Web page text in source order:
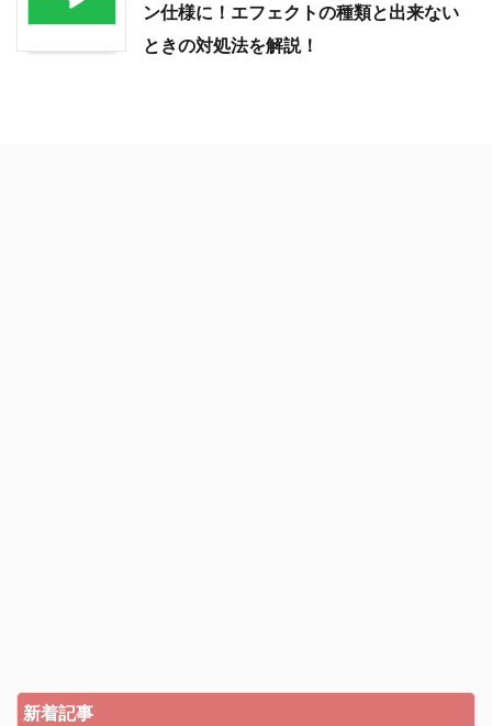
ン仕様に！エフェクトの種類と出来ない
ときの対処法を解説！
新着記事